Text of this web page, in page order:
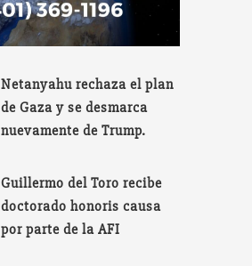
Netanyahu rechaza el plan
de Gaza y se desmarca
nuevamente de Trump.
Guillermo del Toro recibe
doctorado honoris causa
por parte de la AFI